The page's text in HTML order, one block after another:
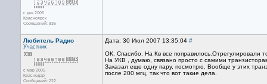
с дек 2005
Красноярск
Сообщений: 836
Любитель Радио
Участник
с мар 2005
Краснодар
Сообщений: 222
Дата: 30 Июл 2007 13:35:04 #
ОК. Спасибо. На Кв все поправилось.Отрегулировали
На УКВ , думаю, связано просто с самими
Заказал еще одну пару, посмотрю. Вообще у этих
после 200 мгц, так что вот такие дела.